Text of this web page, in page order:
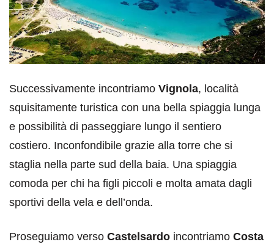
Successivamente incontriamo Vignola, località
squisitamente turistica con una bella spiaggia lunga
e possibilità di passeggiare lungo il sentiero
costiero. Inconfondibile grazie alla torre che si
staglia nella parte sud della baia. Una spiaggia
comoda per chi ha figli piccoli e molta amata dagli
sportivi della vela e dell’onda.
Proseguiamo verso Castelsardo incontriamo Costa